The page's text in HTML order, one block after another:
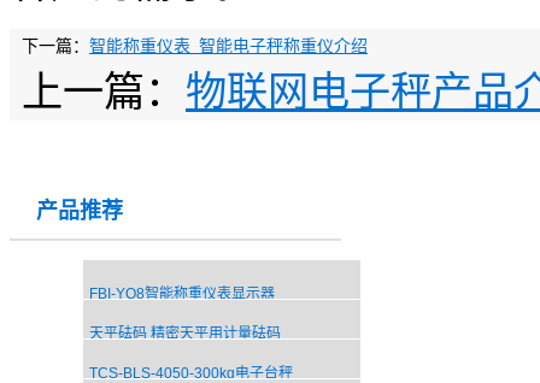
下一篇： 智能称重仪表_智能电子秤称重仪介绍
上一篇： 物联网电子秤产品
产品推荐
FBI-YQ8智能称重仪表显示器
天平砝码 精密天平用计量砝码
TCS-BLS-4050-300kg电子台秤